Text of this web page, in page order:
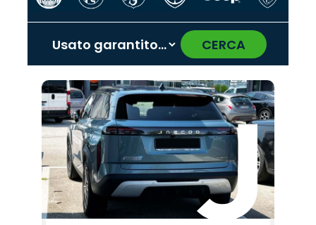
CERCA
Promo
Seat
Promo
Jaecoo
Promo
Jeep
Promo
Peugeot
Promo
Cupra
Promo
Opel
Promo
Lancia
Promo
Alfa
Romeo
Promo
Citroën
Promo
Abarth
Promo
Fiat
Promo
Omoda
Promo
Land
Rover
Promo
Mazda
Promo
Hyundai
‹ ›